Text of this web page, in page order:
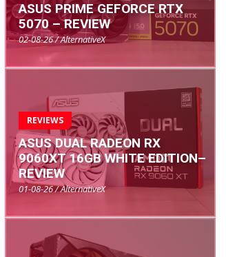
ASUS PRIME GEFORCE RTX
5070 – REVIEW
02-08-26 / AlternativeX
REVIEWS
ASUS DUAL RADEON RX
9060XT 16GB WHITE EDITION–
REVIEW
01-08-26 / AlternativeX